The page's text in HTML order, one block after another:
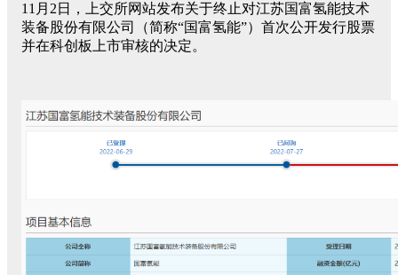
11月2日，上交所网站发布关于终止对江苏国富氢能技术
装备股份有限公司（简称“国富氢能”）首次公开发行股票
并在科创板上市审核的决定。